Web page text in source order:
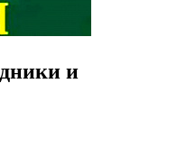
и